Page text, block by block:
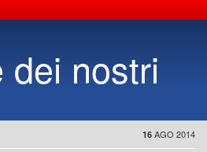
dei nostri
16 AGO 2014